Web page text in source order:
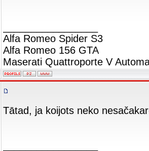
Alfa Romeo Spider S3
Alfa Romeo 156 GTA
Maserati Quattroporte V
Tātad, ja koijots neko